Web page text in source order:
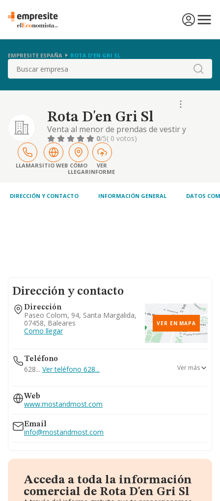
EMPRESITE ESPAÑA ROTA D'EN GRI SL
Buscar
Rota D'en Gri Sl
Venta al menor de prendas de vestir y
complementos para señora y caballero.
0/5( 0 votos)
LLAMARSITIO WEB CÓMO
LLEGAR
VER
INFORME
DIRECCIÓN Y CONTACTO INFORMACIÓN GENERAL DATOS
Dirección y contacto
Dirección
Paseo Colom, 94, Santa Margalida,
07458, Baleares
Como llegar
VER EN MAPA
Teléfono
628... Ver teléfono 628...
971851803
971852386
629...
Ver más
Web
www.mostandmost.com
Email
info@mostandmost.com
Acceda a toda la información
comercial de Rota D'en Gri Sl